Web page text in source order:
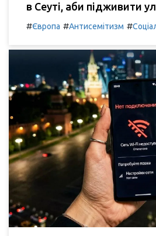
в Сеуті, аби підживити
#Європа #Антисемітизм #